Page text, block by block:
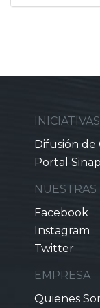
INICIATIVAS
Difusión de
Portal
NUESTRAS
Facebook
Instagram
Twitter
EMPRESA
Quienes